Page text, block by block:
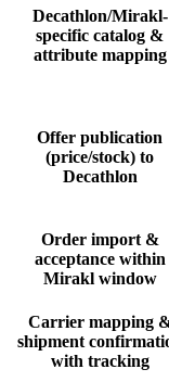
Decathlon/Mirakl-
specific catalog &
attribute mapping
Offer publication
(price/stock) to
Decathlon
Order import &
acceptance within
Mirakl window
Carrier mapping
shipment
with tracking